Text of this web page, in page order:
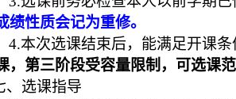
绩性质会记为重修。
4.本次选课结束后，能满足开课条
，第三阶段受容量限制，可选课范
、选课指导